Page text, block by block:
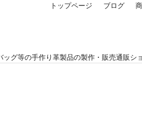
トップページ ブログ
グ等の手作り革製品の製作・販売通販シ